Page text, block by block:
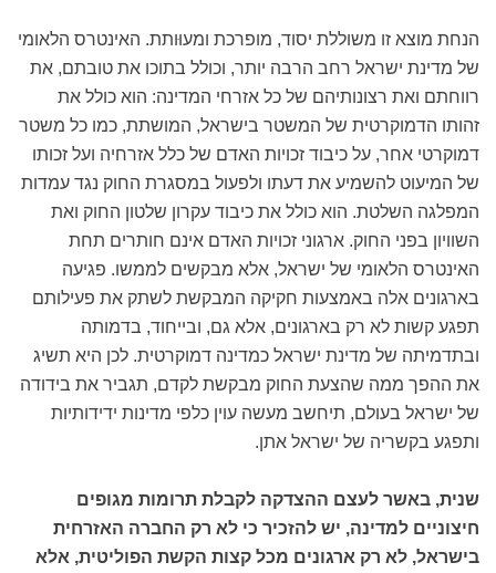
הנחת מוצא זו משוללת יסוד, מופרכת ומעוּותת. האינטרס הלאומי
של מדינת ישראל רחב הרבה יותר, וכולל בתוכו את טובתם, את
רווחתם ואת רצונותיהם של כל אזרחי המדינה: הוא כולל את
זהותו הדמוקרטית של המשטר בישראל, המושתת, כמו כל משטר
דמוקרטי אחר, על כיבוד זכויות האדם של כלל אזרחיה ועל זכותו
של המיעוט להשמיע את דעתו ולפעול במסגרת החוק נגד עמדות
המפלגה השלטת. הוא כולל את כיבוד עקרון שלטון החוק ואת
השוויון בפני החוק. ארגוני זכויות האדם אינם חותרים תחת
האינטרס הלאומי של ישראל, אלא מבקשים לממשו. פגיעה
בארגונים אלה באמצעות חקיקה המבקשת לשתק את פעילותם
תפגע קשות לא רק בארגונים, אלא גם, ובייחוד, בדמותה
ובתדמיתה של מדינת ישראל כמדינה דמוקרטית. לכן היא תשיג
את ההפך ממה שהצעת החוק מבקשת לקדם, תגביר את בידודה
של ישראל בעולם, תיחשב מעשה עוין כלפי מדינות ידידותיות
ותפגע בקשריה של ישראל אתן.
שנית, באשר לעצם ההצדקה לקבלת תרומות מגופים
חיצוניים למדינה, יש להזכיר כי לא רק החברה האזרחית
בישראל, לא רק ארגונים מכל קצות הקשת הפוליטית, אלא